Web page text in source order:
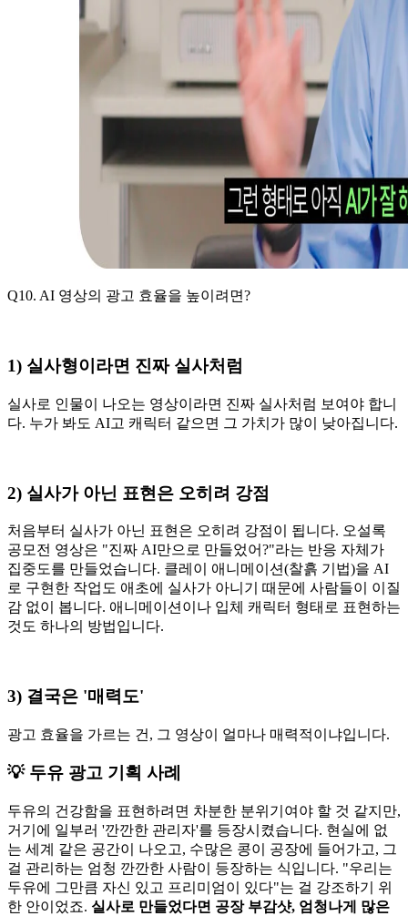
Q10. AI 영상의 광고 효율을 높이려면?
1) 실사형이라면 진짜 실사처럼
실사로 인물이 나오는 영상이라면 진짜 실사처럼 보여야 합니
다. 누가 봐도 AI고 캐릭터 같으면 그 가치가 많이 낮아집니다.
2) 실사가 아닌 표현은 오히려 강점
처음부터 실사가 아닌 표현은 오히려 강점이 됩니다. 오설록
공모전 영상은 "진짜 AI만으로 만들었어?"라는 반응 자체가
집중도를 만들었습니다. 클레이 애니메이션(찰흙 기법)을 AI
로 구현한 작업도 애초에 실사가 아니기 때문에 사람들이 이질
감 없이 봅니다. 애니메이션이나 입체 캐릭터 형태로 표현하는
것도 하나의 방법입니다.
3) 결국은 '매력도'
광고 효율을 가르는 건, 그 영상이 얼마나 매력적이냐입니다.
💡 두유 광고 기획 사례
두유의 건강함을 표현하려면 차분한 분위기여야 할 것 같지만,
거기에 일부러 '깐깐한 관리자'를 등장시켰습니다. 현실에 없
는 세계 같은 공간이 나오고, 수많은 콩이 공장에 들어가고, 그
걸 관리하는 엄청 깐깐한 사람이 등장하는 식입니다. "우리는
두유에 그만큼 자신 있고 프리미엄이 있다"는 걸 강조하기 위
한 안이었죠. 실사로 만들었다면 공장 부감샷, 엄청나게 많은